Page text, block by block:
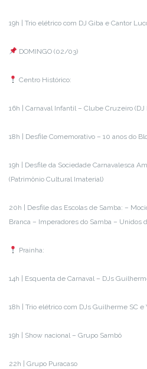
19h | Trio elétrico com DJ Giba e Cantor
DOMINGO (02/03)
Centro Histórico:
16h | Carnaval Infantil – Clube Cruzeiro (DJ
18h | Desfile Comemorativo – 10 anos do
19h | Desfile da Sociedade Carnavalesca
(Patrimônio Cultural Imaterial)
20h | Desfile das Escolas de Samba: –
Branca – Imperadores do Samba – Unidos
Prainha:
14h | Esquenta de Carnaval – DJs
18h | Trio elétrico com DJs Guilherme SC e
19h | Show nacional – Grupo Sambô
22h | Grupo Puracaso